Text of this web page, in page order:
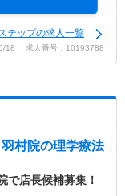
テップの求人一覧
18 求人番号：10193788
村院の理学療法
で店長候補募集！